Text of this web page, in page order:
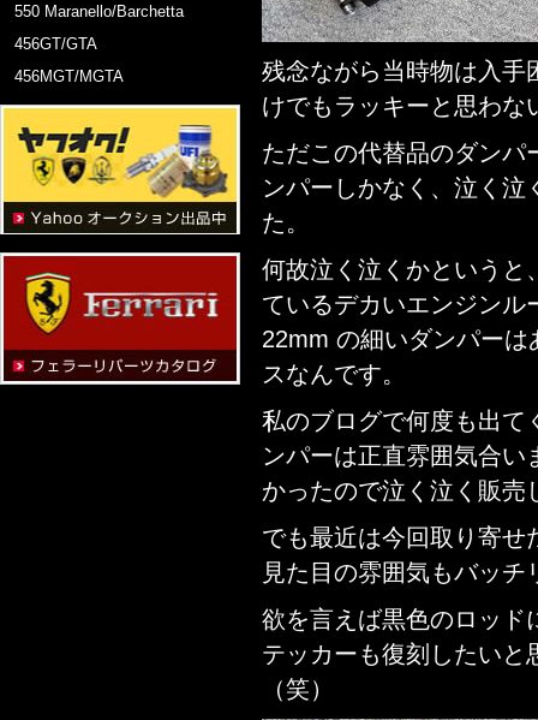
550 Maranello/Barchetta
456GT/GTA
456MGT/MGTA
残念ながら当時物は入手
けでもラッキーと思わな
ただこの代替品のダンパ
ンパーしかなく、泣く
た。
何故泣く泣くかというと
ているデカいエンジンル
22mm の細いダンパー
スなんです。
私のブログで何度も出て
ンパーは正直雰囲気合
かったので泣く泣く販売
でも最近は今回取り寄
見た目の雰囲気もバッチ
欲を言えば黒色のロッド
テッカーも復刻したいと
（笑）